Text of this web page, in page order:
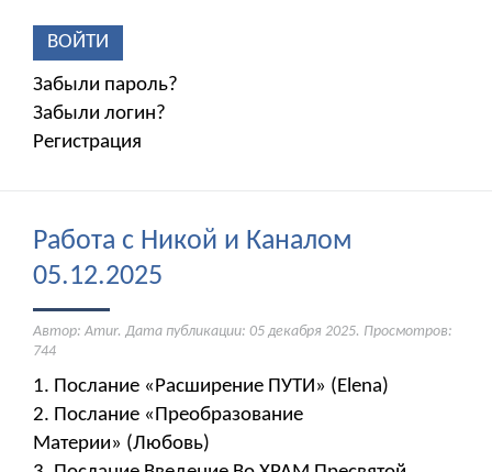
ВОЙТИ
Забыли пароль?
Забыли логин?
Регистрация
Работа с Никой и Каналом
05.12.2025
Автор: Amur. Дата публикации: 05 декабря 2025. Просмотров:
744
1. Послание «Расширение ПУТИ» (Elena)
2. Послание «Преобразование
Материи» (Любовь)